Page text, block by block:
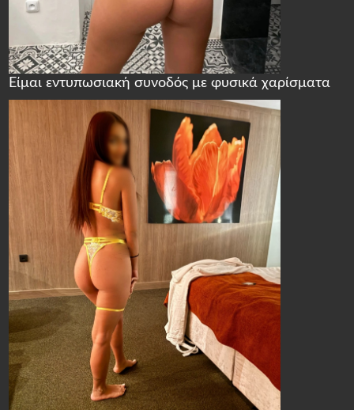
Είμαι εντυπωσιακή συνοδός με φυσικά χαρίσματα